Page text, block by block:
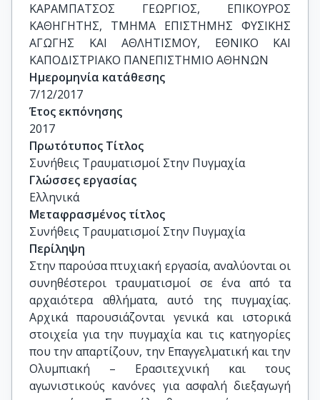
ΚΑΡΑΜΠΑΤΣΟΣ ΓΕΩΡΓΙΟΣ, ΕΠΙΚΟΥΡΟΣ
ΚΑΘΗΓΗΤΗΣ, ΤΜΗΜΑ ΕΠΙΣΤΗΜΗΣ ΦΥΣΙΚΗΣ
ΑΓΩΓΗΣ ΚΑΙ ΑΘΛΗΤΙΣΜΟΥ, ΕΘΝΙΚΟ ΚΑΙ
ΚΑΠΟΔΙΣΤΡΙΑΚΟ ΠΑΝΕΠΙΣΤΗΜΙΟ ΑΘΗΝΩΝ
Ημερομηνία κατάθεσης
7/12/2017
Έτος εκπόνησης
2017
Πρωτότυπος Τίτλος
Συνήθεις Τραυματισμοί Στην Πυγμαχία
Γλώσσες εργασίας
Ελληνικά
Μεταφρασμένος τίτλος
Συνήθεις Τραυματισμοί Στην Πυγμαχία
Περίληψη
Στην παρούσα πτυχιακή εργασία, αναλύονται οι
συνηθέστεροι τραυματισμοί σε ένα από τα
αρχαιότερα αθλήματα, αυτό της πυγμαχίας.
Αρχικά παρουσιάζονται γενικά και ιστορικά
στοιχεία για την πυγμαχία και τις κατηγορίες
που την απαρτίζουν, την Επαγγελματική και την
Ολυμπιακή – Ερασιτεχνική και τους
αγωνιστικούς κανόνες για ασφαλή διεξαγωγή